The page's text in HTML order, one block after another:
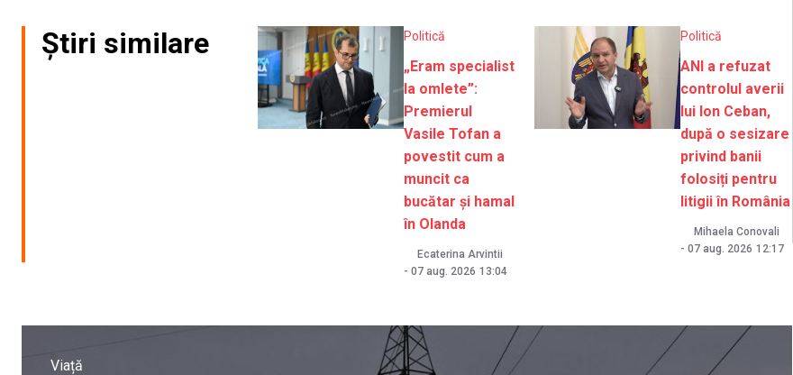
Știri similare Politică
„Eram specialist
la omlete”:
Premierul
Vasile Tofan a
povestit cum a
muncit ca
bucătar și hamal
în Olanda
Ecaterina Arvintii
- 07 aug. 2026 13:04
Politică
ANI a refuzat
controlul averii
lui Ion Ceban,
după o sesizare
privind banii
folosiți pentru
litigii în România
Mihaela Conovali
- 07 aug. 2026 12:17
Viață